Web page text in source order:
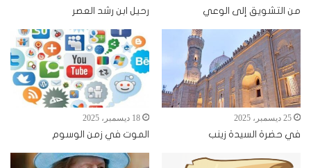
من التشويق إلى الوعي رحيل ابن رشد العصر
25 ديسمبر، 2025
في حضرة السيدة زينب
18 ديسمبر، 2025
الموت في زمن الوسوم